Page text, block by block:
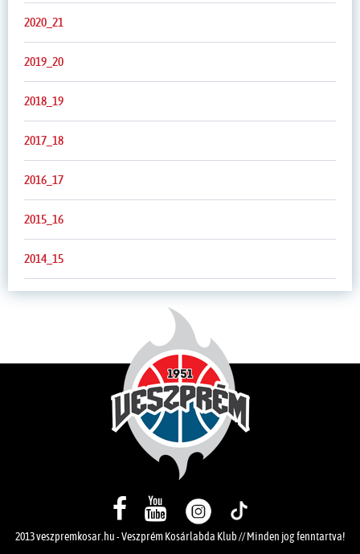
2020_21
2019_20
2018_19
2017_18
2016_17
2015_16
2014_15
2013 veszpremkosar.hu - Veszprém Kosárlabda Klub // Minden jog fenntartva!